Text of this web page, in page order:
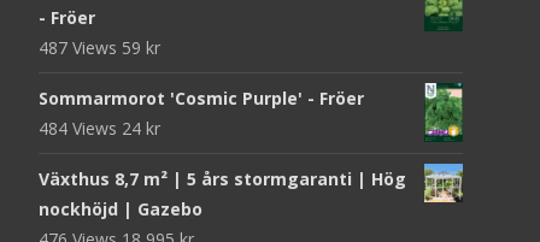
- Fröer
487 Views 59 kr
Sommarmorot 'Cosmic Purple' - Fröer
484 Views 24 kr
Växthus 8,7 m² | 5 års stormgaranti | Hög
nockhöjd | Gazebo